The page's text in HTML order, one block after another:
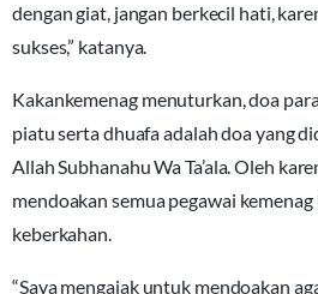
dengan giat, jangan berkecil hati,
sukses,” katanya.
Kakankemenag menuturkan, doa
piatu serta dhuafa adalah doa yang
Allah Subhanahu Wa Ta’ala. Oleh
mendoakan semua pegawai
keberkahan.
“Saya mengajak untuk mendoakan